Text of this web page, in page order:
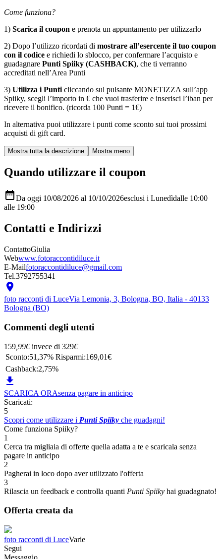
Come funziona?
1) Scarica il coupon e prenota un appuntamento per utilizzarlo
2) Dopo l’utilizzo ricordati di mostrare all’esercente il tuo coupon
con il codice e richiedi lo sblocco, per confermare l’acquisto e
guadagnare Punti Spiiky (CASHBACK), che ti verranno
accreditati nell’Area Punti
3) Utilizza i Punti cliccando sul pulsante MONETIZZA sull’app
Spiiky, scegli l’importo in € che vuoi trasferire e inserisci l’iban per
ricevere il bonifico. (ricorda 100 Punti = 1€)
In alternativa puoi utilizzare i punti come sconto sui tuoi prossimi
acquisti di gift card.
Quando utilizzare il coupon
Da oggi 10/08/2026 al 10/10/2026esclusi i Lunedìdalle 10:00
alle 19:00
Contatti e Indirizzi
ContattoGiulia
Webwww.fotoraccontidiluce.it
E-Mailfotoraccontidiluce@gmail.com
Tel.3792755341

foto racconti di LuceVia Lemonia, 3, Bologna, BO, Italia - 40133
Bologna (BO)
Commenti degli utenti
159 ,99€ invece di 329€
Sconto:51,37% Risparmi:169,01€
Cashback:2,75%

SCARICA ORAsenza pagare in anticipo
Scaricati:
5
Scopri come utilizzare i Punti Spiiky che guadagni!
Come funziona Spiiky?
1
Cerca tra migliaia di offerte quella adatta a te e scaricala senza
pagare in anticipo
2
Pagherai in loco dopo aver utilizzato l'offerta
3
Rilascia un feedback e controlla quanti Punti Spiiky hai guadagnato!
Offerta creata da
foto racconti di LuceVarie
Segui
Messaggio